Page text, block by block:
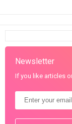
Newsletter
If you like articles